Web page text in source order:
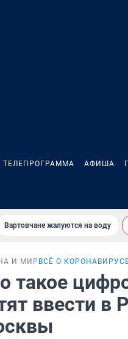
ТЕЛЕПРОГРАММА АФИША
Вартовчане жалуются на воду
И МИР ВСЁ О
такое
ввести в